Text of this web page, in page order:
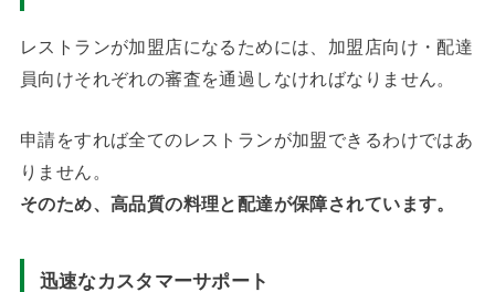
レストランが加盟店になるためには、加盟店向け・配達
員向けそれぞれの審査を通過しなければなりません。
申請をすれば全てのレストランが加盟できるわけではあ
りません。
そのため、高品質の料理と配達が保障されています。
迅速なカスタマーサポート